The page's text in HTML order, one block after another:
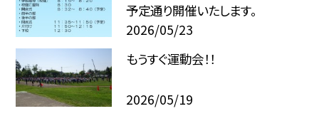
予定通り開催いたします。
2026/05/23
もうすぐ運動会！！
2026/05/19